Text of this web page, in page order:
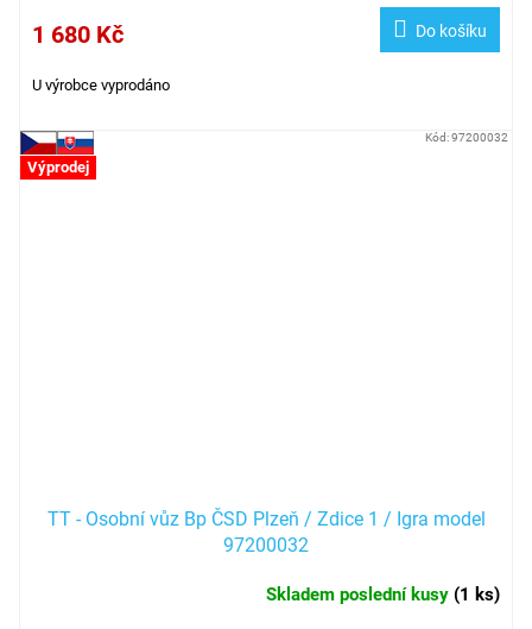
1 680 Kč Do košíku
U výrobce vyprodáno
Výprodej
TT - Osobní vůz Bp ČSD Plzeň / Zdice 1 / Igra model
97200032
Skladem poslední kusy (1 ks)
Kód:97200032